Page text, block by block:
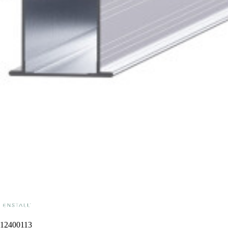
12400113